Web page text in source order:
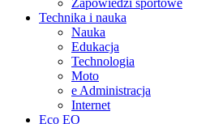
Zapowiedzi sportowe
Technika i nauka
Nauka
Edukacja
Technologia
Moto
e Administracja
Internet
Eco EO